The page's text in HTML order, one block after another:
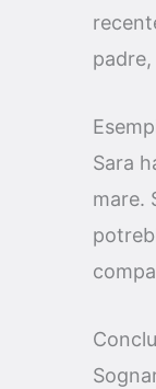
Sara
mare.